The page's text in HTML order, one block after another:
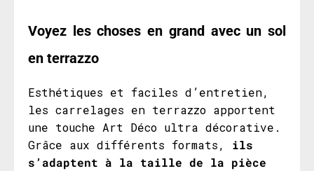
Voyez les choses en grand avec un sol
en terrazzo
Esthétiques et faciles d’entretien,
les carrelages en terrazzo apportent
une touche Art Déco ultra décorative.
Grâce aux différents formats,
ils
s’adaptent à la taille de la pièce